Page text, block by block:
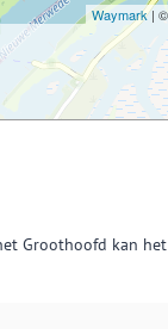
Waymark| ©
Groothoofd kan